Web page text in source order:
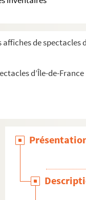
de spectacles
d’Île-de-France
vivons
le fou
Sem
etc.
and the Works